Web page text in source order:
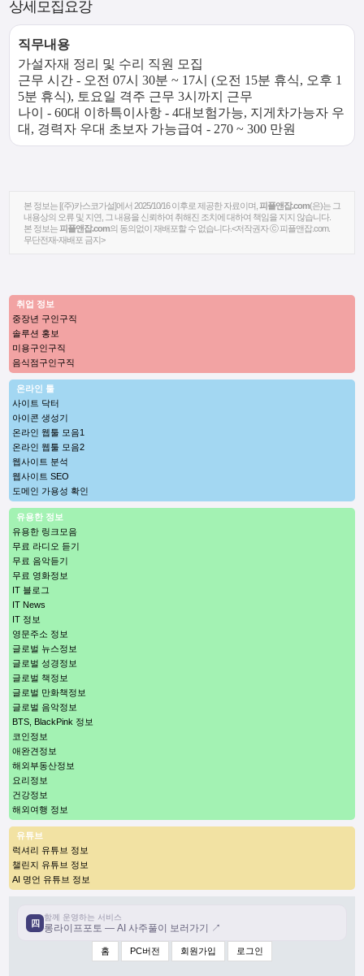
상세모집요강
직무내용
가설자재 정리 및 수리 직원 모집
근무 시간 - 오전 07시 30분 ~ 17시 (오전 15분 휴식, 오후 1
5분 휴식), 토요일 격주 근무 3시까지 근무
나이 - 60대 이하특이사항 - 4대보험가능, 지게차가능자 우
대, 경력자 우대 초보자 가능급여 - 270 ~ 300 만원
본 정보는 [(주)카스코가설]에서 2025/10/16 이후로 제공한 자료이며, 피플앤잡.com(은)는 그
내용상의 오류 및 지연, 그 내용을 신뢰하여 취해진 조치에 대하여 책임을 지지 않습니다.
본 정보는피플앤잡.com의 동의없이 재배포할 수 없습니다.<저작권자 ⓒ 피플앤잡.com.
무단전재-재배포 금지>
취업 정보
중장년 구인구직
솔루션 홍보
미용구인구직
음식점구인구직
온라인 툴
사이트 닥터
아이콘 생성기
온라인 웹툴 모음1
온라인 웹툴 모음2
웹사이트 분석
웹사이트 SEO
도메인 가용성 확인
유용한 정보
유용한 링크모음
무료 라디오 듣기
무료 음악듣기
무료 영화정보
IT 블로그
IT News
IT 정보
영문주소 정보
글로벌 뉴스정보
글로벌 성경정보
글로벌 책정보
글로벌 만화책정보
글로벌 음악정보
BTS, BlackPink 정보
코인정보
애완견정보
해외부동산정보
요리정보
건강정보
해외여행 정보
유튜브
럭셔리 유튜브 정보
챌린지 유튜브 정보
AI 명언 유튜브 정보
四
함께 운영하는 서비스
롱라이프포토 — AI 사주풀이 보러가기 ↗
홈 PC버전 회원가입 로그인